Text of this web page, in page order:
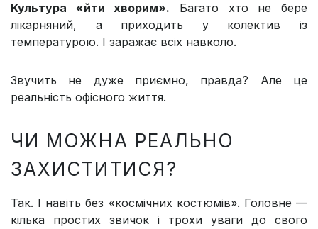
Культура «йти хворим». Багато хто не бере
лікарняний, а приходить у колектив із
температурою. І заражає всіх навколо.
Звучить не дуже приємно, правда? Але це
реальність офісного життя.
ЧИ МОЖНА РЕАЛЬНО
ЗАХИСТИТИСЯ?
Так. І навіть без «космічних костюмів». Головне —
кілька простих звичок і трохи уваги до свого